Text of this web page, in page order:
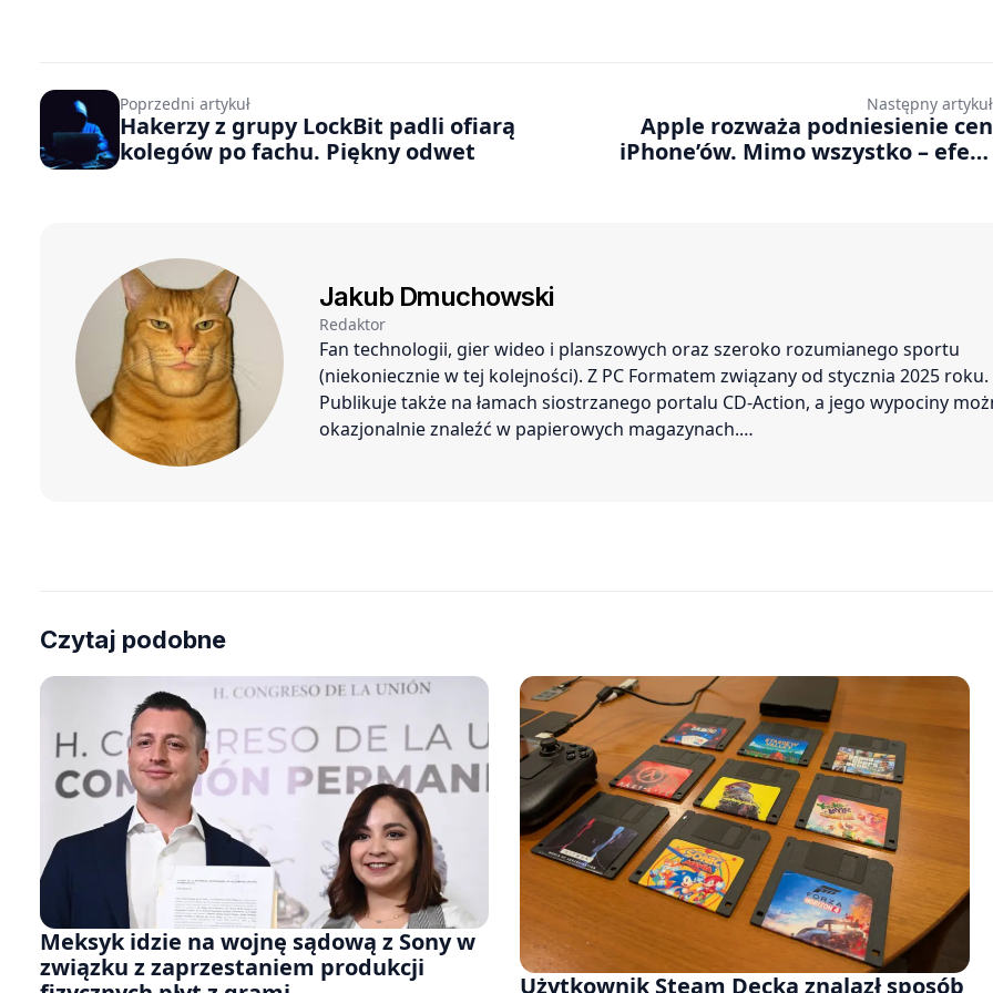
Poprzedni artykuł
Hakerzy z grupy LockBit padli ofiarą
kolegów po fachu. Piękny odwet
Następny artykuł
Apple rozważa podniesienie cen
iPhone’ów. Mimo wszystko – efekt
Jakub Dmuchowski
Redaktor
Fan technologii, gier wideo i planszowych oraz szeroko rozumianego sportu
(niekoniecznie w tej kolejności). Z PC Formatem związany od stycznia 2025 roku.
Publikuje także na łamach siostrzanego portalu CD-Action, a jego wypociny
okazjonalnie znaleźć w papierowych magazynach.…
Czytaj podobne
Meksyk idzie na wojnę sądową z Sony w
związku z zaprzestaniem produkcji
Użytkownik Steam Decka znalazł sposób